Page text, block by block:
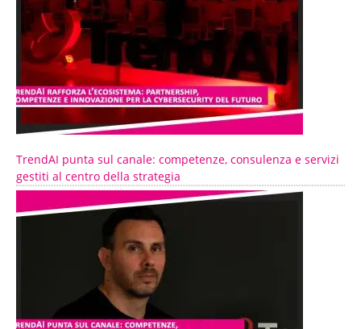
TrendAI punta sul canale: competenze, consulenza e servizi
gestiti al centro della strategia